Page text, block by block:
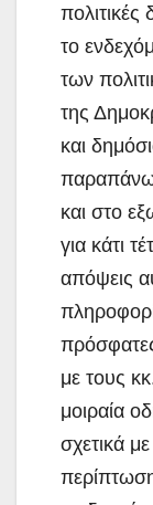
πολιτικές
το
των
της
και
και στο
για κάτι
απόψεις
με τους
μοιραία
σχετικά